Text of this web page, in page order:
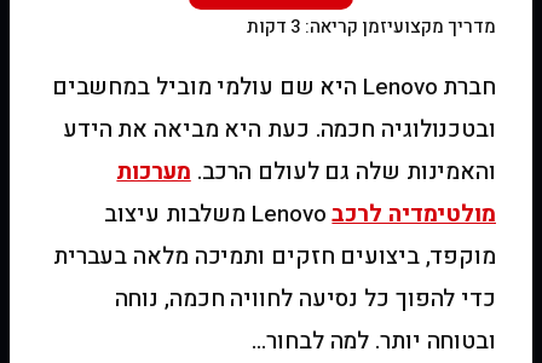
מדריך מקצועיזמן קריאה: 3 דקות
חברת Lenovo היא שם עולמי מוביל במחשבים
ובטכנולוגיה חכמה. כעת היא מביאה את הידע
והאמינות שלה גם לעולם הרכב.מערכות
מולטימדיה לרכב
Lenovo משלבות עיצוב
מוקפד, ביצועים חזקים ותמיכה מלאה בעברית
כדי להפוך כל נסיעה לחוויה חכמה, נוחה
ובטוחה יותר. למה לבחור…